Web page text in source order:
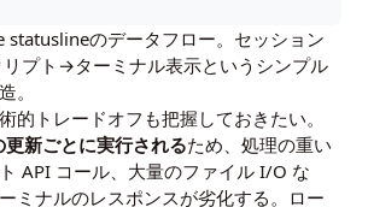
statuslineのデータフロー。セッション
プト→ターミナル表示というシンプル
。
的トレードオフも把握しておきたい。
更新ごとに実行されるため、処理の重い
API コール、大量のファイル I/O な
ミナルのレスポンスが劣化する。ロー